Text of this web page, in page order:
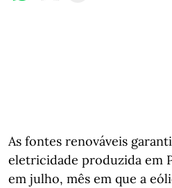
As fontes renováveis
eletricidade produzida em
em julho, mês em que a